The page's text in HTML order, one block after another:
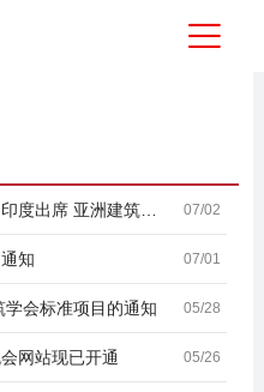
07/02
知 07/01
会标准项目的通知 05/28
网站现已开通 05/26